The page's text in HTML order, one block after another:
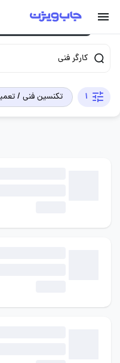
کارگر فنی
1 تکنسین فنی /
خود را خاموش کنید.